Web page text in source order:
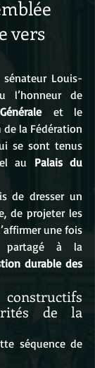
vers
Louis-
l’honneur de
de la Fédération
se sont tenus
au Palais du
de dresser un
de projeter les
une fois
durable des
de la
séquence de